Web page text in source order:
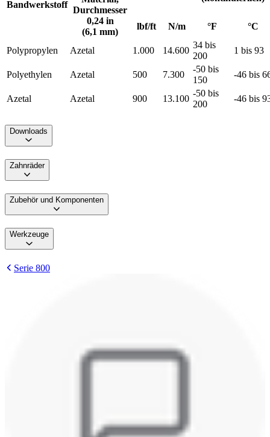
Bandwerkstoff
Durchmesser
0,24 in
(6,1 mm)
lbf/ft N/m °F °C
Polypropylen Azetal 1.000 14.600
34 bis
200
1 bis 93
Polyethylen Azetal 500 7.300
-50 bis
150
-46 bis
Azetal Azetal 900 13.100
-50 bis
200
-46 bis
Downloads
Zahnräder
Zubehör und Komponenten
Werkzeuge
Serie 800